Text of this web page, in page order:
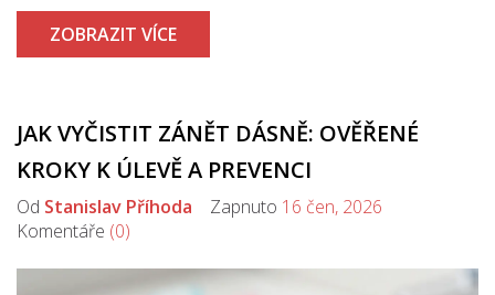
ZOBRAZIT VÍCE
JAK VYČISTIT ZÁNĚT DÁSNĚ: OVĚŘENÉ
KROKY K ÚLEVĚ A PREVENCI
Od Stanislav Příhoda Zapnuto 16 čen, 2026
Komentáře (0)